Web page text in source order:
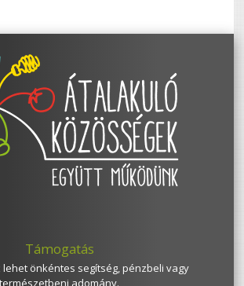
Támogatás
lehet önkéntes segítség, pénzbeli vagy
természetbeni adomány.